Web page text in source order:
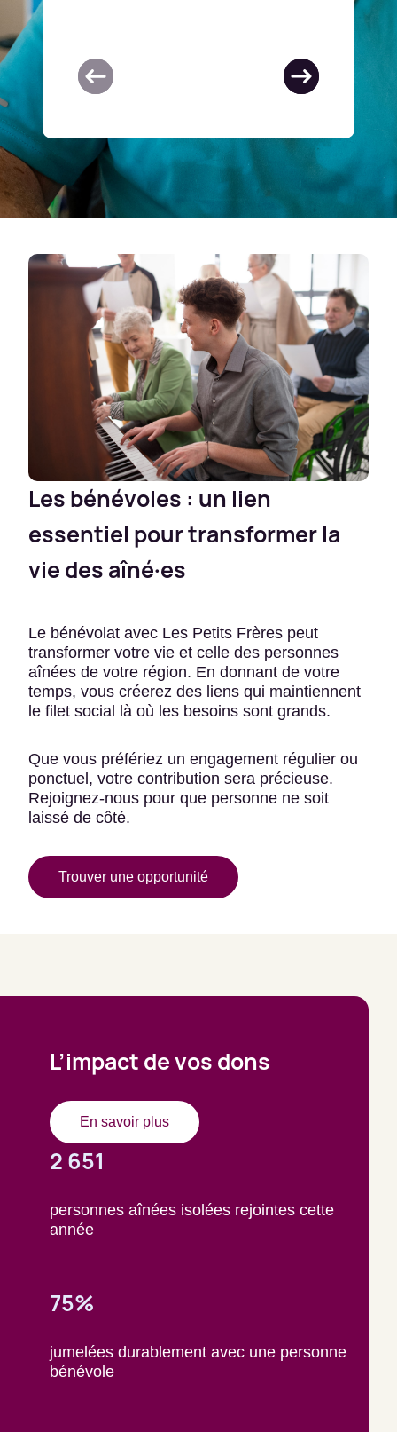
Les bénévoles : un lien
essentiel pour transformer la
vie des aîné·es
Le bénévolat avec Les Petits Frères peut
transformer votre vie et celle des personnes
aînées de votre région. En donnant de votre
temps, vous créerez des liens qui maintiennent
le filet social là où les besoins sont grands.
Que vous préfériez un engagement régulier ou
ponctuel, votre contribution sera précieuse.
Rejoignez-nous pour que personne ne soit
laissé de côté.
Trouver une opportunité
L’impact de vos dons
En savoir plus
2 651
personnes aînées isolées rejointes cette
année
75%
jumelées durablement avec une personne
bénévole